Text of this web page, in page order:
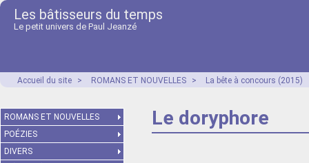
Les bâtisseurs du temps
Le petit univers de Paul Jeanzé
Accueil du site > ROMANS ET NOUVELLES > La bête à concours (2015)
Le doryphore
ROMANS ET NOUVELLES
POÉZIES
DIVERS